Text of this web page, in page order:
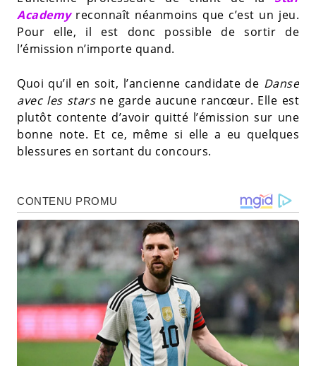
Academyreconnaît néanmoins que c’est un jeu.
Pour elle, il est donc possible de sortir de
l’émission n’importe quand.
Quoi qu’il en soit, l’ancienne candidate de Danse
avec les stars ne garde aucune rancœur. Elle est
plutôt contente d’avoir quitté l’émission sur une
bonne note. Et ce, même si elle a eu quelques
blessures en sortant du concours.